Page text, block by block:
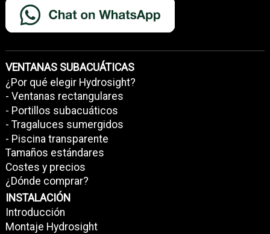
VENTANAS SUBACUÁTICAS
¿Por qué elegir Hydrosight?
- Ventanas rectangulares
- Portillos subacuáticos
- Tragaluces sumergidos
- Piscina transparente
Tamaños estándares
Costes y precios
¿Dónde comprar?
INSTALACIÓN
Introducción
Montaje Hydrosight